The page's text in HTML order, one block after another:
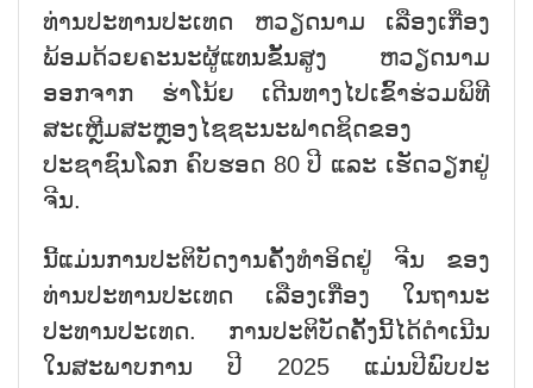
ທ່ານປະທານປະເທດ ຫວຽດນາມ ເລືອງເກື່ອງ
ພ້ອມດ້ວຍຄະນະຜູ້ແທນຂັ້ນສູງ ຫວຽດນາມ
ອອກຈາກ ຮ່າໂນ້ຍ ເດີນທາງໄປເຂົ້າຮ່ວມພິທີ
ສະເຫຼີມສະຫຼອງໄຊຊະນະຟາດຊິດຂອງ
ປະຊາຊົນໂລກ ຄົບຮອດ 80 ປີ ແລະ ເຮັດວຽກຢູ່
ຈີນ.
ນີ້ແມ່ນການປະຕິບັດງານຄັ້ງທຳອິດຢູ່ ຈີນ ຂອງ
ທ່ານປະທານປະເທດ ເລືອງເກື່ອງ ໃນຖານະ
ປະທານປະເທດ. ການປະຕິບັດຄັ້ງນີ້ໄດ້ດຳເນີນ
ໃນສະພາບການ ປີ 2025 ແມ່ນປີພົບປະ